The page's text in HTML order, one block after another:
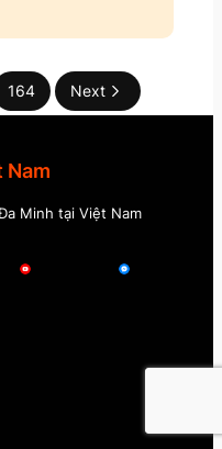
164 Next
Nam
Minh tại Việt Nam